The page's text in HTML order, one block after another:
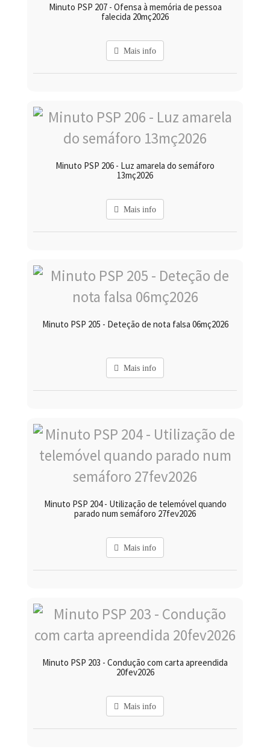
Minuto PSP 207 - Ofensa à memória de pessoa
falecida 20mç2026
Mais info
Minuto PSP 206 - Luz amarela do semáforo
13mç2026
Mais info
Minuto PSP 205 - Deteção de nota falsa 06mç2026
Mais info
Minuto PSP 204 - Utilização de telemóvel quando
parado num semáforo 27fev2026
Mais info
Minuto PSP 203 - Condução com carta apreendida
20fev2026
Mais info